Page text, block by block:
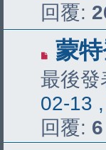
回覆:
蒙
最後發
02-13
回覆: 6